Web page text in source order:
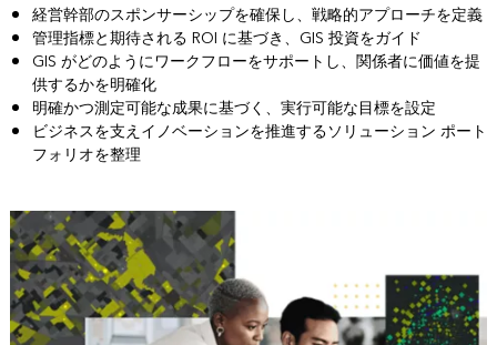
経営幹部のスポンサーシップを確保し、戦略的アプローチを定義
管理指標と期待される ROI に基づき、GIS 投資をガイド
GIS がどのようにワークフローをサポートし、関係者に価値を提
供するかを明確化
明確かつ測定可能な成果に基づく、実行可能な目標を設定
ビジネスを支えイノベーションを推進するソリューション ポート
フォリオを整理